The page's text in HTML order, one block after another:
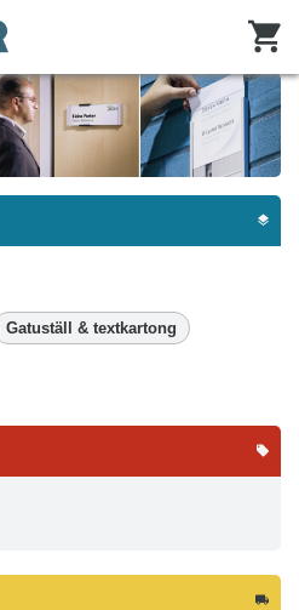
Gatuställ & textkartong